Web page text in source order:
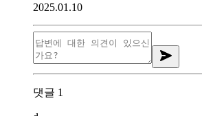
2025.01.10
댓글 1